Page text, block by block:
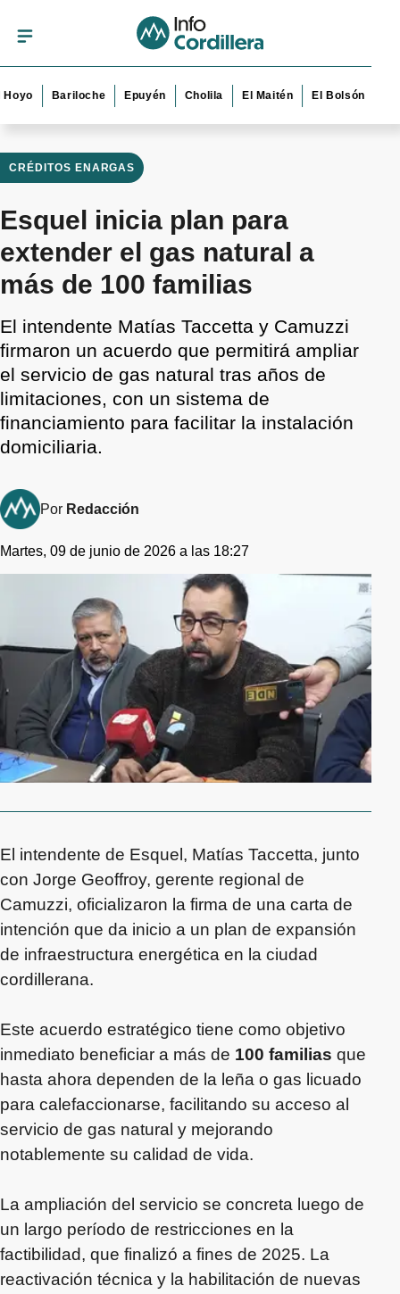
Bariloche Epuyén Cholila El Maitén El Bolsón Esquel
CRÉDITOS ENARGAS
Esquel inicia plan para
extender el gas natural a
más de 100 familias
El intendente Matías Taccetta y Camuzzi
firmaron un acuerdo que permitirá ampliar
el servicio de gas natural tras años de
limitaciones, con un sistema de
financiamiento para facilitar la instalación
domiciliaria.
Por Redacción
Martes, 09 de junio de 2026 a las 18:27
El intendente de Esquel, Matías Taccetta, junto
con Jorge Geoffroy, gerente regional de
Camuzzi, oficializaron la firma de una carta de
intención que da inicio a un plan de expansión
de infraestructura energética en la ciudad
cordillerana.
Este acuerdo estratégico tiene como objetivo
inmediato beneficiar a más de 100 familias que
hasta ahora dependen de la leña o gas licuado
para calefaccionarse, facilitando su acceso al
servicio de gas natural y mejorando
notablemente su calidad de vida.
La ampliación del servicio se concreta luego de
un largo período de restricciones en la
factibilidad, que finalizó a fines de 2025. La
reactivación técnica y la habilitación de nuevas